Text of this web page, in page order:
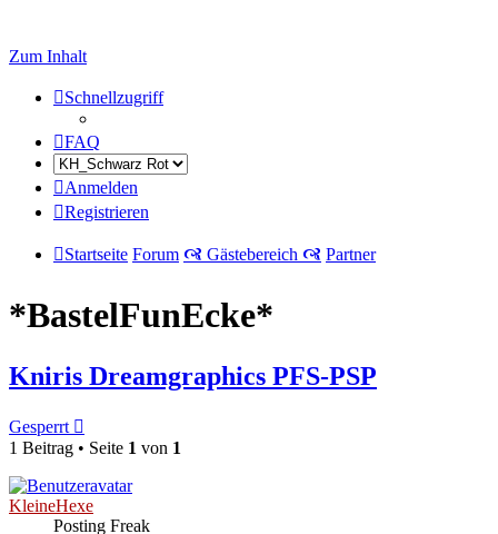
Zum Inhalt
Schnellzugriff
FAQ
Anmelden
Registrieren
Startseite Forum 🙧 Gästebereich 🙧 Partner
*BastelFunEcke*
Kniris Dreamgraphics PFS-PSP
Gesperrt
1 Beitrag • Seite 1 von 1
KleineHexe
Posting Freak